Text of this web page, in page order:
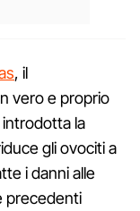
, il
vero e proprio
la
gli ovociti a
i danni alle
precedenti